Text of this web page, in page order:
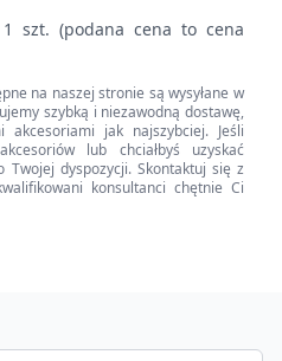
szt. (podana cena to cena
na naszej stronie są wysyłane w
szybką i niezawodną dostawę,
jak najszybciej. Jeśli
lub chciałbyś uzyskać
Twojej dyspozycji. Skontaktuj się z
konsultanci chętnie Ci